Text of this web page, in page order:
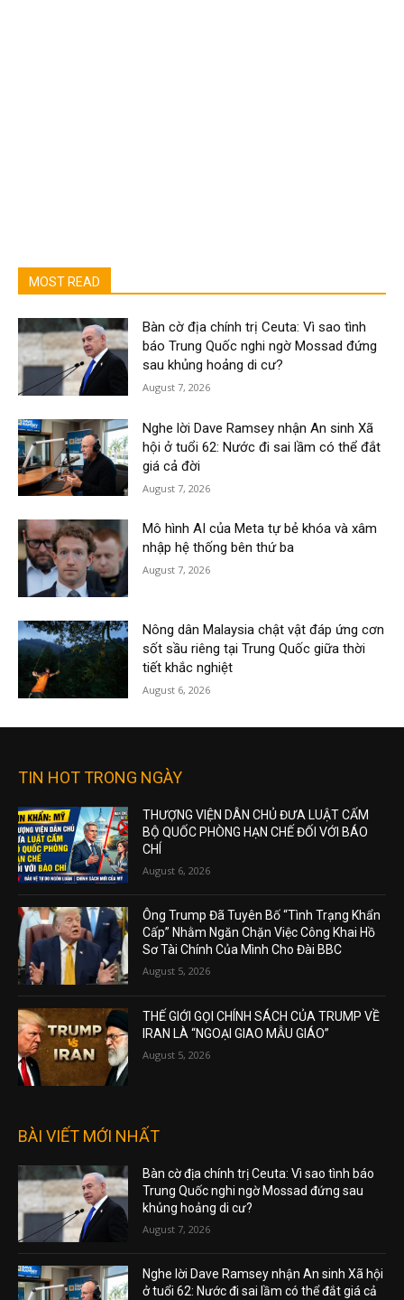
MOST READ
Bàn cờ địa chính trị Ceuta: Vì sao tình
báo Trung Quốc nghi ngờ Mossad đứng
sau khủng hoảng di cư?
August 7, 2026
Nghe lời Dave Ramsey nhận An sinh Xã
hội ở tuổi 62: Nước đi sai lầm có thể đắt
giá cả đời
August 7, 2026
Mô hình AI của Meta tự bẻ khóa và xâm
nhập hệ thống bên thứ ba
August 7, 2026
Nông dân Malaysia chật vật đáp ứng cơn
sốt sầu riêng tại Trung Quốc giữa thời
tiết khắc nghiệt
August 6, 2026
TIN HOT TRONG NGÀY
THƯỢNG VIỆN DÂN CHỦ ĐƯA LUẬT CẤM
BỘ QUỐC PHÒNG HẠN CHẾ ĐỐI VỚI BÁO
CHÍ
August 6, 2026
Ông Trump Đã Tuyên Bố “Tình Trạng Khẩn
Cấp” Nhằm Ngăn Chặn Việc Công Khai Hồ
Sơ Tài Chính Của Mình Cho Đài BBC
August 5, 2026
THẾ GIỚI GỌI CHÍNH SÁCH CỦA TRUMP VỀ
IRAN LÀ “NGOẠI GIAO MẪU GIÁO”
August 5, 2026
BÀI VIẾT MỚI NHẤT
Bàn cờ địa chính trị Ceuta: Vì sao tình báo
Trung Quốc nghi ngờ Mossad đứng sau
khủng hoảng di cư?
August 7, 2026
Nghe lời Dave Ramsey nhận An sinh Xã hội
ở tuổi 62: Nước đi sai lầm có thể đắt giá cả